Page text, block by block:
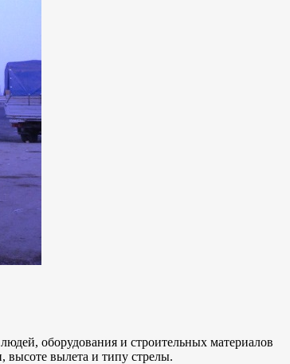
оборудования и строительных материалов
высоте вылета и типу стрелы.